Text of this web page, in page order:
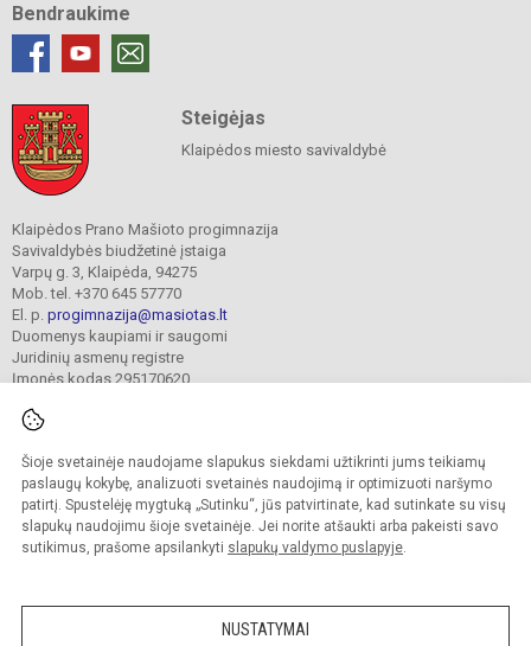
Šioje svetainėje naudojame slapukus siekdami užtikrinti jums teikiamų
paslaugų kokybę, analizuoti svetainės naudojimą ir optimizuoti naršymo
patirtį. Spustelėję mygtuką „Sutinku“, jūs patvirtinate, kad sutinkate su visų
slapukų naudojimu šioje svetainėje. Jei norite atšaukti arba pakeisti savo
sutikimus, prašome apsilankyti slapukų valdymo puslapyje.
NUSTATYMAI
Bendraukime
Steigėjas
Klaipėdos miesto savivaldybė
Klaipėdos Prano Mašioto progimnazija
Savivaldybės biudžetinė įstaiga
Varpų g. 3, Klaipėda, 94275
Mob. tel. +370 645 57770
El. p. progimnazija@masiotas.lt
Duomenys kaupiami ir saugomi
Juridinių asmenų registre
Įmonės kodas 295170620
© 2022. Klaipėdos Prano Mašioto progimnazija. Visos teisės saugomos.
Kopijuoti turinį be raštiško įstaigos administracijos sutikimo griežtai draudžiama.
Prieinamumo paraiška Slapukų valdymas
Sumanus būdas atnaujinti